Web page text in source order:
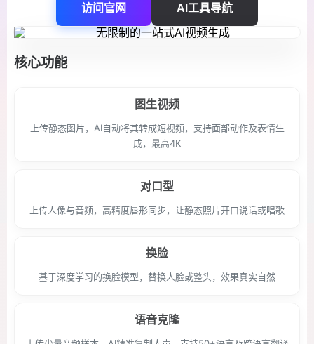
访问官网 AI工具导航
核心功能
图生视频
上传静态图片，AI自动将其转成短视频，支持面部动作及表情生
成，最高4K
对口型
上传人像与音频，高精度唇形同步，让静态照片开口说话或唱歌
换脸
基于深度学习的换脸模型，替换人脸或整头，效果真实自然
语音克隆